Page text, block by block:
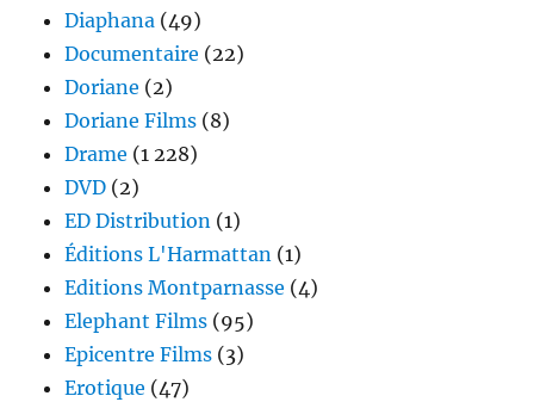
Diaphana (49)
Documentaire (22)
Doriane (2)
Doriane Films (8)
Drame (1 228)
DVD (2)
ED Distribution (1)
Éditions L'Harmattan (1)
Editions Montparnasse (4)
Elephant Films (95)
Epicentre Films (3)
Erotique (47)